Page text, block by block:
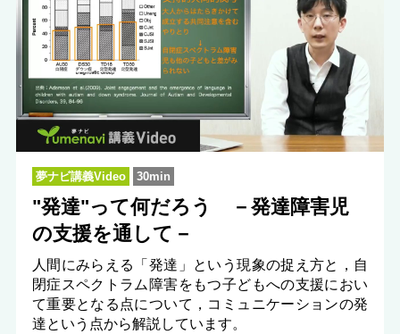
夢ナビ講義Video 30min
"発達"って何だろう －発達障害児
の支援を通して－
人間にみらえる「発達」という現象の捉え方と，自
閉症スペクトラム障害をもつ子どもへの支援におい
て重要となる点について，コミュニケーションの発
達という点から解説しています。